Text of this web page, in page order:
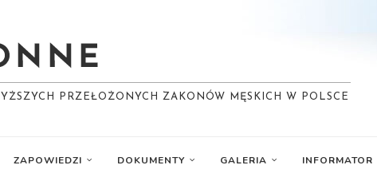
PRZEŁOŻONYCH ZAKONÓW MĘSKICH W POLSCE
ZAPOWIEDZI DOKUMENTY GALERIA INFORMATOR